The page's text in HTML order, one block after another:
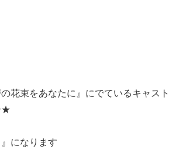
花束をあなたに』にでているキャスト
★
になります